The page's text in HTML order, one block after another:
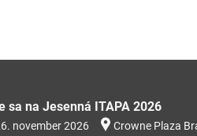
sa na Jesenná ITAPA 2026
november 2026 Crowne Plaza